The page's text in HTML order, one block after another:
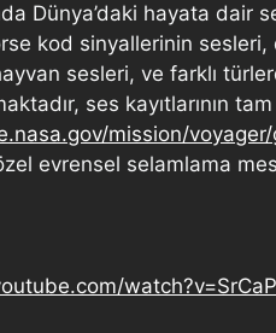
Dünya’daki hayata dair
kod sinyallerinin
sesleri, ve farklı
ses kayıtlarının
mission/
evrensel selamlama